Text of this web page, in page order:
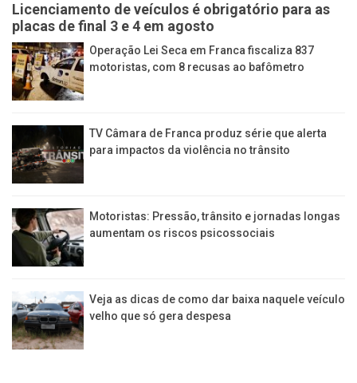
Licenciamento de veículos é obrigatório para as
placas de final 3 e 4 em agosto
Operação Lei Seca em Franca fiscaliza 837
motoristas, com 8 recusas ao bafômetro
TV Câmara de Franca produz série que alerta
para impactos da violência no trânsito
Motoristas: Pressão, trânsito e jornadas longas
aumentam os riscos psicossociais
Veja as dicas de como dar baixa naquele veículo
velho que só gera despesa